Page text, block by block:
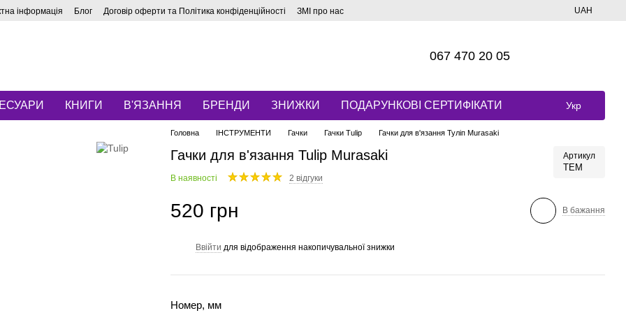
інформація Блог Договір оферти та Політика конфіденційності ЗМІ про нас UAH
067 470 20 05
КНИГИ В'ЯЗАННЯ БРЕНДИ ЗНИЖКИ ПОДАРУНКОВІ СЕРТИФІКАТИ Укр
Головна ІНСТРУМЕНТИ Гачки Гачки Tulip Гачки для в'язання Туліп Murasaki
Гачки для в'язання Tulip Murasaki Артикул
TEM
В наявності 2 відгуки
520 грн В бажання
Ввійти для відображення накопичувальної знижки
Номер, мм